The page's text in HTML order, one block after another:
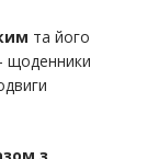
та його
- щоденники